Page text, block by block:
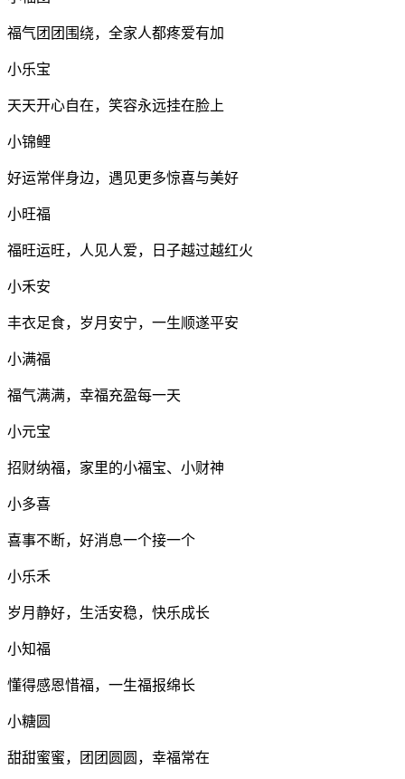
福气团团围绕，全家人都疼爱有加
小乐宝
天天开心自在，笑容永远挂在脸上
小锦鲤
好运常伴身边，遇见更多惊喜与美好
小旺福
福旺运旺，人见人爱，日子越过越红火
小禾安
丰衣足食，岁月安宁，一生顺遂平安
小满福
福气满满，幸福充盈每一天
小元宝
招财纳福，家里的小福宝、小财神
小多喜
喜事不断，好消息一个接一个
小乐禾
岁月静好，生活安稳，快乐成长
小知福
懂得感恩惜福，一生福报绵长
小糖圆
甜甜蜜蜜，团团圆圆，幸福常在